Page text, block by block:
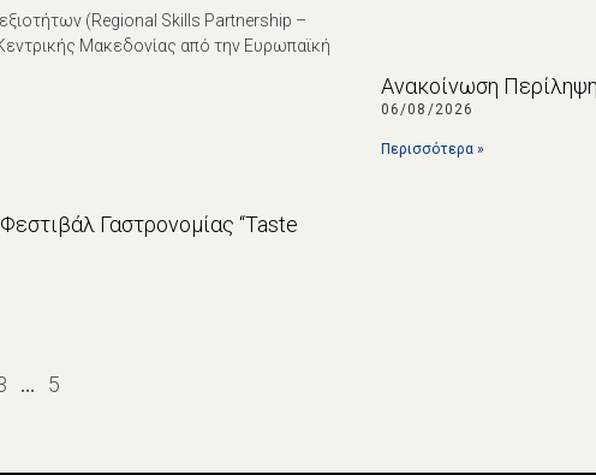
(Regional Skills Partnership –
Μακεδονίας από την Ευρωπαϊκή
Γαστρονομίας “Taste
… 5
Ανακοίνωση
06/08/2026
Περισσότερα »